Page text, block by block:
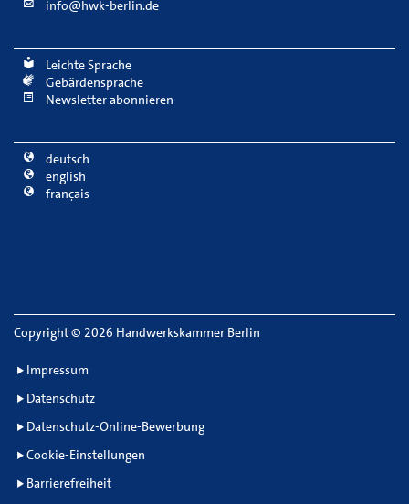
info@hwk-berlin.de
Leichte Sprache
Gebärdensprache
Newsletter abonnieren
deutsch
english
français
Copyright© 2026 Handwerkskammer Berlin
Impressum
Datenschutz
Datenschutz-Online-Bewerbung
Cookie-Einstellungen
Barrierefreiheit